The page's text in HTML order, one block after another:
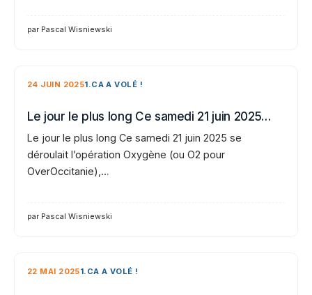
par Pascal Wisniewski
24 JUIN 20251.CA A VOLÉ !
Le jour le plus long Ce samedi 21 juin 2025…
Le jour le plus long Ce samedi 21 juin 2025 se
déroulait l’opération Oxygène (ou O2 pour
OverOccitanie),…
par Pascal Wisniewski
22 MAI 20251.CA A VOLÉ !